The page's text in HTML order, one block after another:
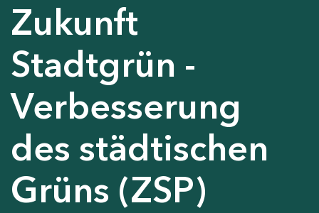
Zukunft
Stadtgrün -
Verbesserung
des städtischen
Grüns (ZSP)